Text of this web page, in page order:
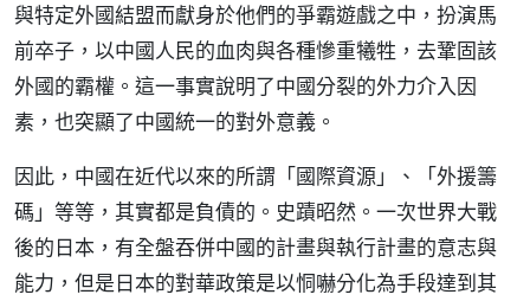
與特定外國結盟而獻身於他們的爭霸遊戲之中，扮演馬
前卒子，以中國人民的血肉與各種慘重犧牲，去鞏固該
外國的霸權。這一事實說明了中國分裂的外力介入因
素，也突顯了中國統一的對外意義。
因此，中國在近代以來的所謂「國際資源」、「外援籌
碼」等等，其實都是負債的。史蹟昭然。一次世界大戰
後的日本，有全盤吞併中國的計畫與執行計畫的意志與
能力，但是日本的對華政策是以恫嚇分化為手段達到其